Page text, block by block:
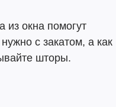
из окна помогут
с закатом, а как
шторы.